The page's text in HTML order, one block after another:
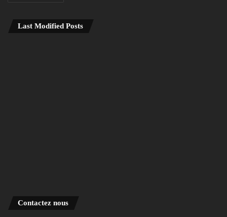
Last Modified Posts
Contactez nous